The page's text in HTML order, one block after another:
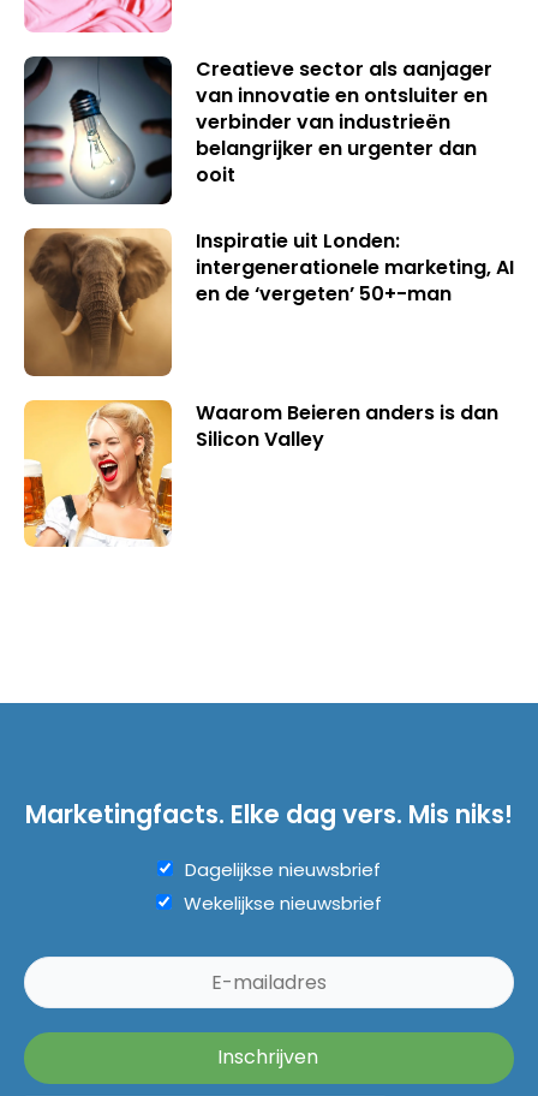
Creatieve sector als aanjager
van innovatie en ontsluiter en
verbinder van industrieën
belangrijker en urgenter dan
ooit
Inspiratie uit Londen:
intergenerationele marketing, AI
en de ‘vergeten’ 50+-man
Waarom Beieren anders is dan
Silicon Valley
Marketingfacts. Elke dag vers. Mis niks!
Dagelijkse nieuwsbrief
Wekelijkse nieuwsbrief